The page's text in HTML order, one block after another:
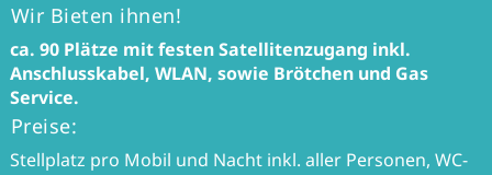
Wir Bieten ihnen!
ca. 90 Plätze mit festen Satellitenzugang inkl.
Anschlusskabel, WLAN, sowie Brötchen und Gas
Service.
Preise:
Stellplatz pro Mobil und Nacht inkl. aller Personen, WC-